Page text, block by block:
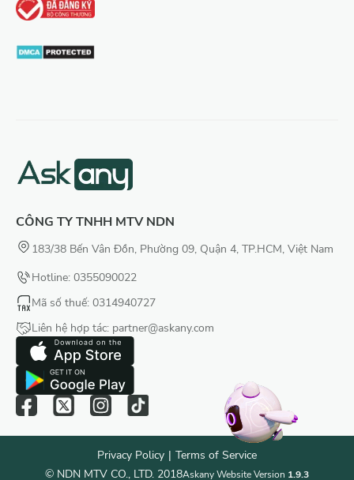
CÔNG TY TNHH MTV NDN
183/38 Bến Vân Đồn, Phường 09, Quận 4, TP.HCM, Việt Nam
Hotline: 0355090022
Mã số thuế: 0314940727
Liên hệ hợp tác: partner@askany.com
Privacy Policy | Terms of Service
© NDN MTV CO., LTD. 2018Askany Website Version 1.9.3